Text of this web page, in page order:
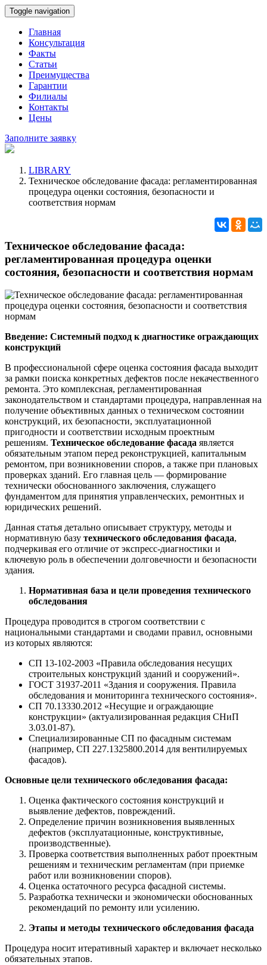
Toggle navigation
Главная
Консультация
Факты
Статьи
Преимущества
Гарантии
Филиалы
Контакты
Цены
Заполните заявку
LIBRARY
Техническое обследование фасада: регламентированная
процедура оценки состояния, безопасности и
соответствия нормам
Техническое обследование фасада:
регламентированная процедура оценки
состояния, безопасности и соответствия нормам
Введение: Системный подход к диагностике ограждающих
конструкций
В профессиональной сфере оценка состояния фасада выходит
за рамки поиска конкретных дефектов после некачественного
ремонта. Это комплексная, регламентированная
законодательством и стандартами процедура, направленная на
получение объективных данных о техническом состоянии
конструкций, их безопасности, эксплуатационной
пригодности и соответствии исходным проектным
решениям. Техническое обследование фасада является
обязательным этапом перед реконструкцией, капитальным
ремонтом, при возникновении споров, а также при плановых
проверках зданий. Его главная цель — формирование
технически обоснованного заключения, служащего
фундаментом для принятия управленческих, ремонтных и
юридических решений.
Данная статья детально описывает структуру, методы и
нормативную базу технического обследования фасада,
подчеркивая его отличие от экспресс-диагностики и
ключевую роль в обеспечении долговечности и безопасности
здания.
Нормативная база и цели проведения технического
обследования
Процедура проводится в строгом соответствии с
национальными стандартами и сводами правил, основными
из которых являются:
СП 13-102-2003 «Правила обследования несущих
строительных конструкций зданий и сооружений».
ГОСТ 31937-2011 «Здания и сооружения. Правила
обследования и мониторинга технического состояния».
СП 70.13330.2012 «Несущие и ограждающие
конструкции» (актуализированная редакция СНиП
3.03.01-87).
Специализированные СП по фасадным системам
(например, СП 227.1325800.2014 для вентилируемых
фасадов).
Основные цели технического обследования фасада:
Оценка фактического состояния конструкций и
выявление дефектов, повреждений.
Определение причин возникновения выявленных
дефектов (эксплуатационные, конструктивные,
производственные).
Проверка соответствия выполненных работ проектным
решениям и техническим регламентам (при приемке
работ или возникновении споров).
Оценка остаточного ресурса фасадной системы.
Разработка технически и экономически обоснованных
рекомендаций по ремонту или усилению.
Этапы и методы технического обследования фасада
Процедура носит итеративный характер и включает несколько
обязательных этапов.